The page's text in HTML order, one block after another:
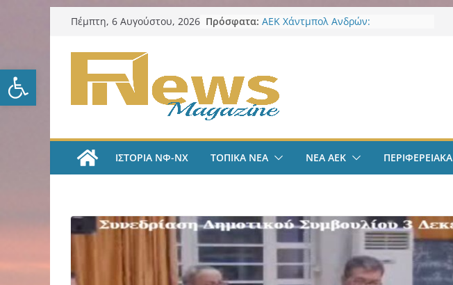
Ανοίξτε τη γραμμή εργαλείων
Μετάβαση
περιεχόμενο
Πέμπτη, 6 Αυγούστου, 2026 Πρόσφατα: AEK Χάντμπολ Ανδρών:
ΑΕΚ Ποδόσφαιρο: Ανακοινώθηκε
και επίσημα ο Μίλαν Βιτάλις
ΑΕΚ Χάντμπολ Γυναικών:
Ανακοίνωσε την Νικολίνα Ανδρέου,
Μίλαν Βιτάλις – Περνά ιατρικά,
υπογράφει τετραετές συμβόλαιο
Αυτοκρατορία” #77 με ανοιχτές
γραμμές με Γιάννη Ευστρατιάδη
και Κώστα Λαγάκη
ΙΣΤΟΡΙΑ ΝΦ-ΝΧ ΤΟΠΙΚΑ ΝΕΑ ΝΕΑ ΑΕΚ ΠΕΡΙΦΕΡΕΙΑΚΑ